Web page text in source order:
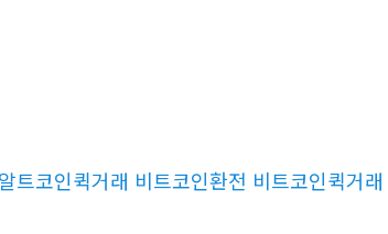
트코인퀵거래 비트코인환전 비트코인퀵거